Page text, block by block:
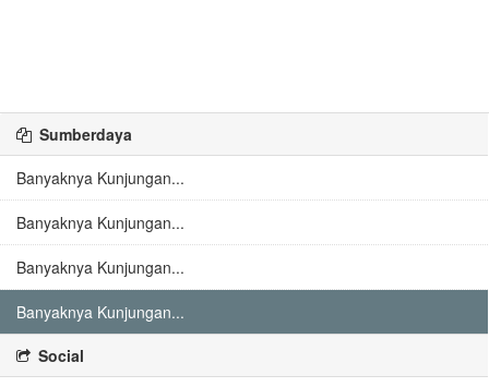
Sumberdaya
Banyaknya Kunjungan...
Banyaknya Kunjungan...
Banyaknya Kunjungan...
Banyaknya Kunjungan...
Social